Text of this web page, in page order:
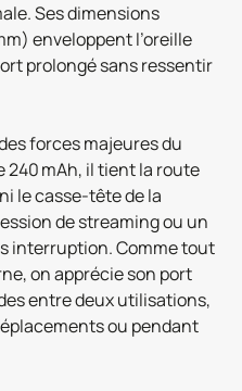
Ses dimensions
enveloppent l’oreille
prolongé sans ressentir
forces majeures du
240 mAh, il tient la route
le casse-tête de la
de streaming ou un
interruption. Comme tout
on apprécie son port
entre deux utilisations,
ou pendant